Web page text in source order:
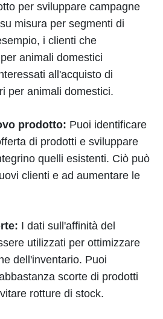
per sviluppare campagne
misura per segmenti di
i clienti che
animali domestici
all'acquisto di
per animali domestici.
prodotto: Puoi identificare
di prodotti e sviluppare
quelli esistenti. Ciò può
clienti e ad aumentare le
I dati sull'affinità del
utilizzati per ottimizzare
dell'inventario. Puoi
scorte di prodotti
rotture di stock.